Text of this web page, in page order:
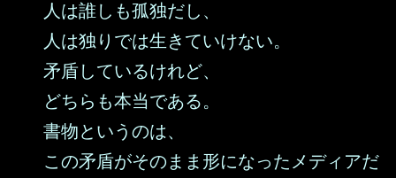
人は誰しも孤独だし、
人は独りでは生きていけない。
矛盾しているけれど、
どちらも本当である。
書物というのは、
この矛盾がそのまま形になったメディアだ